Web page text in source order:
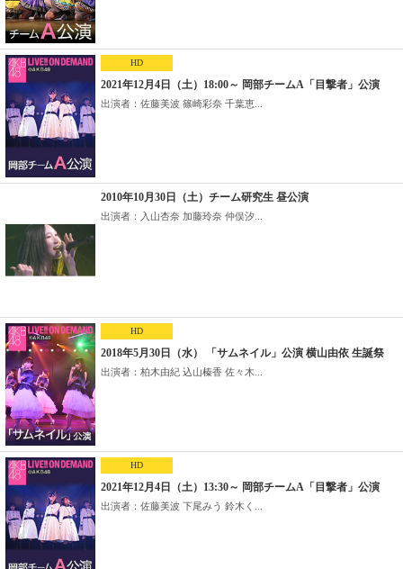
HD
2021年12月4日（土）18:00～ 岡部チームA「目撃者」公演
出演者：佐藤美波 篠崎彩奈 千葉恵...
2010年10月30日（土）チーム研究生 昼公演
出演者：入山杏奈 加藤玲奈 仲俣汐...
HD
2018年5月30日（水） 「サムネイル」公演 横山由依 生誕祭
出演者：柏木由紀 込山榛香 佐々木...
HD
2021年12月4日（土）13:30～ 岡部チームA「目撃者」公演
出演者：佐藤美波 下尾みう 鈴木く...